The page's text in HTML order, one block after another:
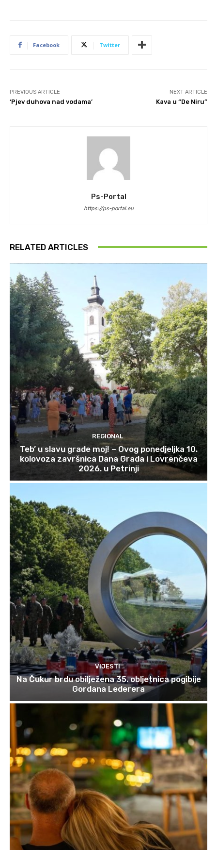
Facebook Twitter
PREVIOUS ARTICLE
‘Pjev duhova nad vodama’
NEXT ARTICLE
Kava u “De Niru”
Ps-Portal
https://ps-portal.eu
RELATED ARTICLES
REGIONAL
Teb’ u slavu grade moj! – Ovog ponedjeljka 10.
kolovoza završnica Dana Grada i Lovrenčeva
2026. u Petrinji
VIJESTI
Na Čukur brdu obilježena 35. obljetnica pogibije
Gordana Lederera